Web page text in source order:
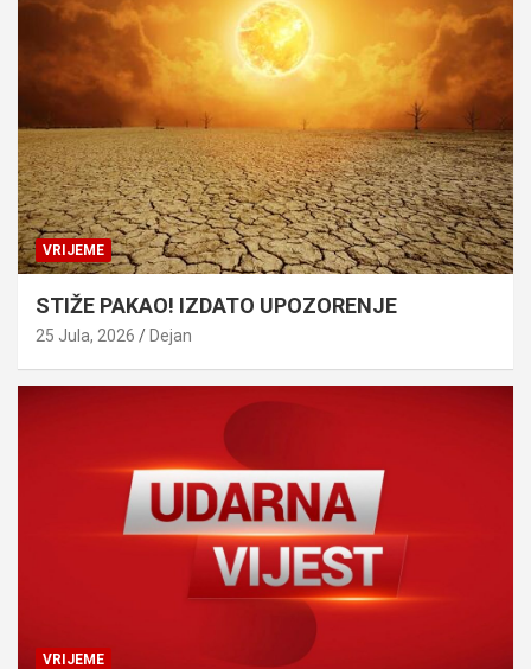
VRIJEME
STIŽE PAKAO! IZDATO UPOZORENJE
25 Jula, 2026 Dejan
VRIJEME